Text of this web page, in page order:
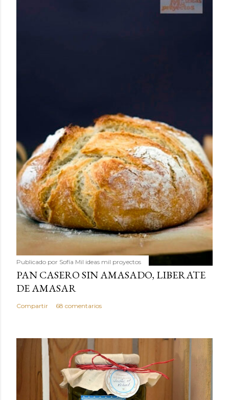
Publicado por Sofía Mil ideas mil proyectos
PAN CASERO SIN AMASADO, LIBERATE
DE AMASAR
Compartir 68 comentarios